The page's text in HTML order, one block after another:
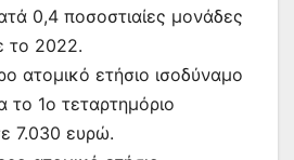
0,4 ποσοστιαίες μονάδες
το 2022.
ατομικό ετήσιο ισοδύναμο
το 1ο τεταρτημόριο
7.030 ευρώ.